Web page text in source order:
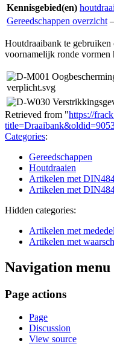
Kennisgebied(en)
Gereedschappen overzicht –
Houtdraaibank te
voornamelijk ronde vormen
Retrieved from "https://
Categories:
Gereedschappen
Houtdraaien
Artikelen met
Artikelen met
Hidden categories:
Artikelen met
Artikelen met
Navigation menu
Page actions
Page
Discussion
View source